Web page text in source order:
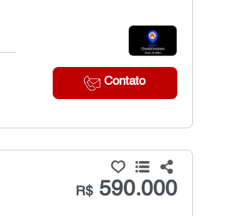
Contato
R$590.000